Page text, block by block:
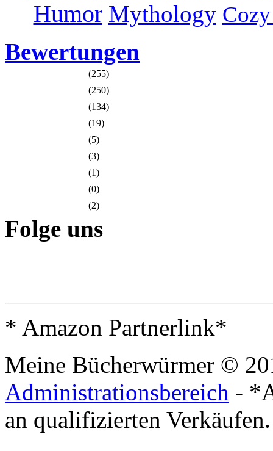
Humor Mythology
Bewertungen
(255)
(250)
(134)
(19)
(5)
(3)
(1)
(0)
(2)
Folge uns
* Amazon Partnerlink*
Meine Bücherwürmer ©
Administrationsbereich -
an qualifizierten Verkäufen.